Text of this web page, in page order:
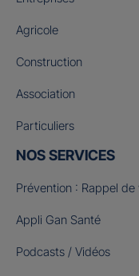
Agricole
Construction
Association
Particuliers
NOS SERVICES
Prévention : Rappel
Appli Gan Santé
Podcasts / Vidéos